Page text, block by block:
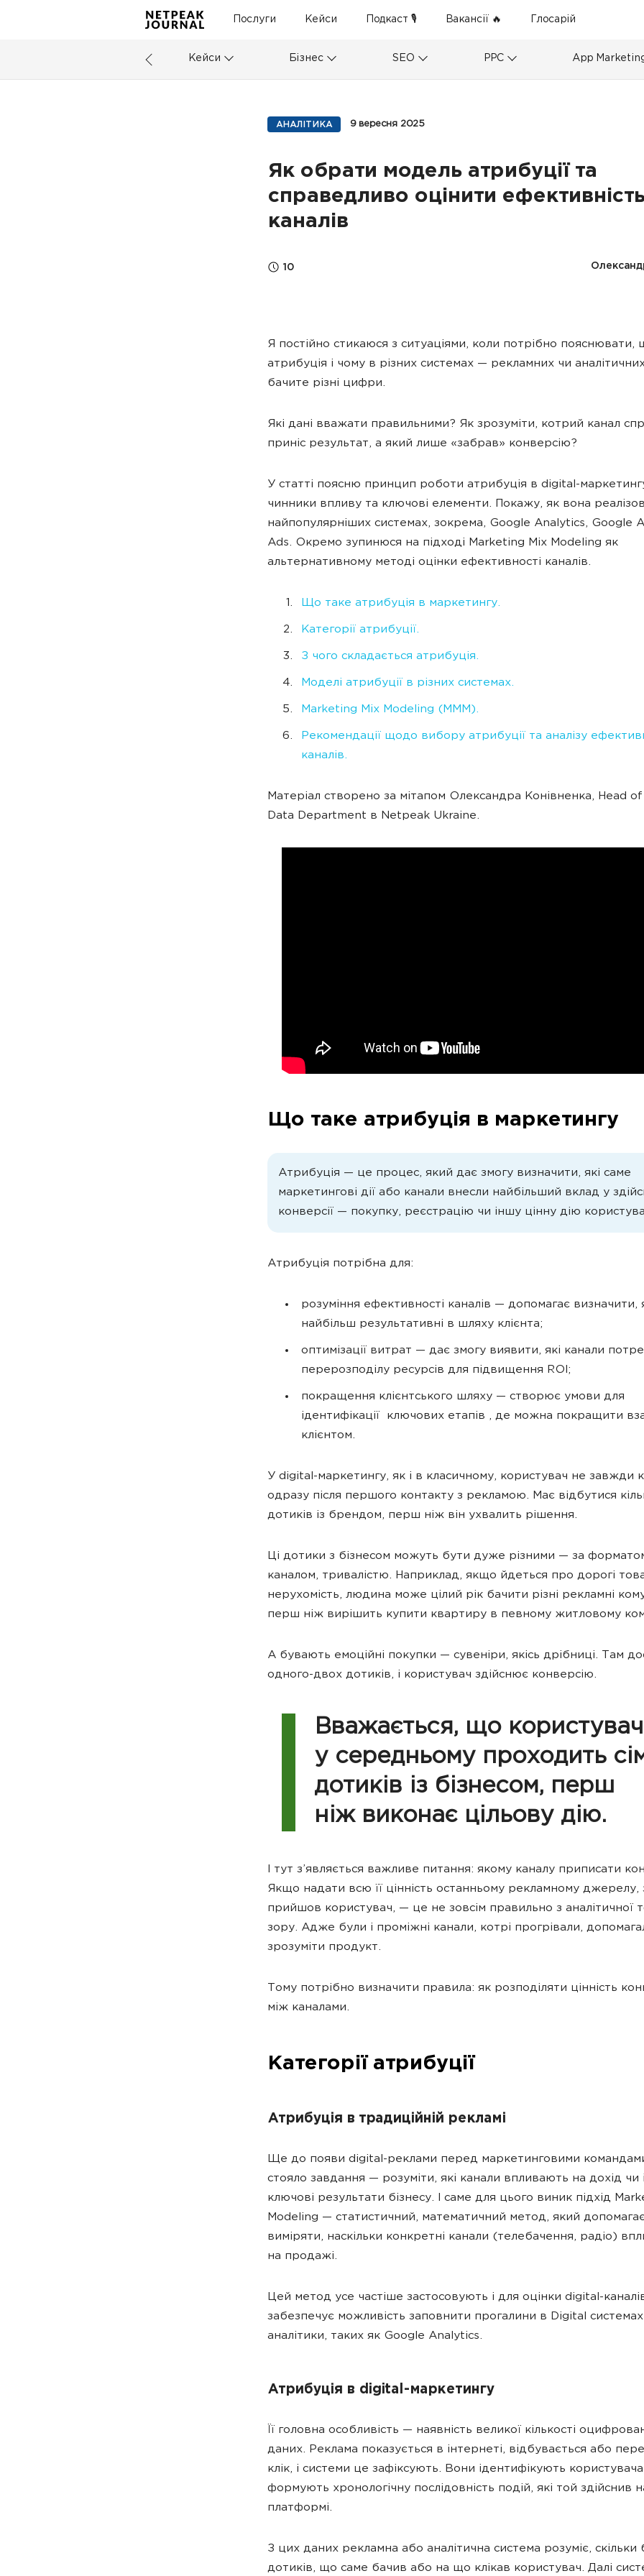
Послуги Кейси Подкаст 🎙 Вакансії 🔥 Глосарій
Кейси Бізнес SEO PPC App
АНАЛІТИКА 9 вересня 2025
Як обрати модель атрибуції та
справедливо оцінити ефективність
каналів
10
Я постійно стикаюся з ситуаціями, коли потрібно пояснювати,
атрибуція і чому в різних системах — рекламних чи
бачите різні цифри.
Які дані вважати правильними? Як зрозуміти, котрий канал
приніс результат, а який лише «забрав» конверсію?
У статті поясню принцип роботи атрибуція в digital-
чинники впливу та ключові елементи. Покажу, як вона
найпопулярніших системах, зокрема, Google Analytics, Google
Ads. Окремо зупинюся на підході Marketing Mix Modeling як
альтернативному методі оцінки ефективності каналів.
Що таке атрибуція в маркетингу.
Категорії атрибуції.
З чого складається атрибуція.
Моделі атрибуції в різних системах.
Marketing Mix Modeling (МММ).
Рекомендації щодо вибору атрибуції та аналізу
каналів.
Матеріал створено за мітапом Олександра Конівненка, Head
Data Department в Netpeak Ukraine.
Що таке атрибуція в маркетингу
Атрибуція — це процес, який дає змогу визначити, які саме
маркетингові дії або канали внесли найбільший вклад у
конверсії — покупку, реєстрацію чи іншу цінну дію
Атрибуція потрібна для:
розуміння ефективності каналів — допомагає визначити,
найбільш результативні в шляху клієнта;
оптимізації витрат — дає змогу виявити, які канали
перерозподілу ресурсів для підвищення ROI;
покращення клієнтського шляху — створює умови для
ідентифікації ключових етапів , де можна покращити
клієнтом.
У digital-маркетингу, як і в класичному, користувач не завжди
одразу після першого контакту з рекламою. Має відбутися
дотиків із брендом, перш ніж він ухвалить рішення.
Ці дотики з бізнесом можуть бути дуже різними — за
каналом, тривалістю. Наприклад, якщо йдеться про дорогі
нерухомість, людина може цілий рік бачити різні рекламні
перш ніж вирішить купити квартиру в певному житловому
А бувають емоційні покупки — сувеніри, якісь дрібниці. Там
одного-двох дотиків, і користувач здійснює конверсію.
Вважається, що користувач
у середньому проходить
дотиків із бізнесом, перш
ніж виконає цільову дію.
І тут з’являється важливе питання: якому каналу приписати
Якщо надати всю її цінність останньому рекламному джерелу,
прийшов користувач, — це не зовсім правильно з аналітичної
зору. Адже були і проміжні канали, котрі прогрівали,
зрозуміти продукт.
Тому потрібно визначити правила: як розподіляти цінність
між каналами.
Категорії атрибуції
Атрибуція в традиційній рекламі
Ще до появи digital-реклами перед маркетинговими
стояло завдання — розуміти, які канали впливають на дохід чи
ключові результати бізнесу. І саме для цього виник підхід
Modeling — статистичний, математичний метод, який
виміряти, наскільки конкретні канали (телебачення, радіо)
на продажі.
Цей метод усе частіше застосовують і для оцінки digital-
забезпечує можливість заповнити прогалини в Digital системах
аналітики, таких як Google Analytics.
Атрибуція в digital-маркетингу
Її головна особливість — наявність великої кількості
даних. Реклама показується в інтернеті, відбувається або
клік, і системи це зафіксують. Вони ідентифікують
формують хронологічну послідовність подій, які той здійснив
платформі.
З цих даних рекламна або аналітична система розуміє, скільки
дотиків, що саме бачив або на що клікав користувач. Далі